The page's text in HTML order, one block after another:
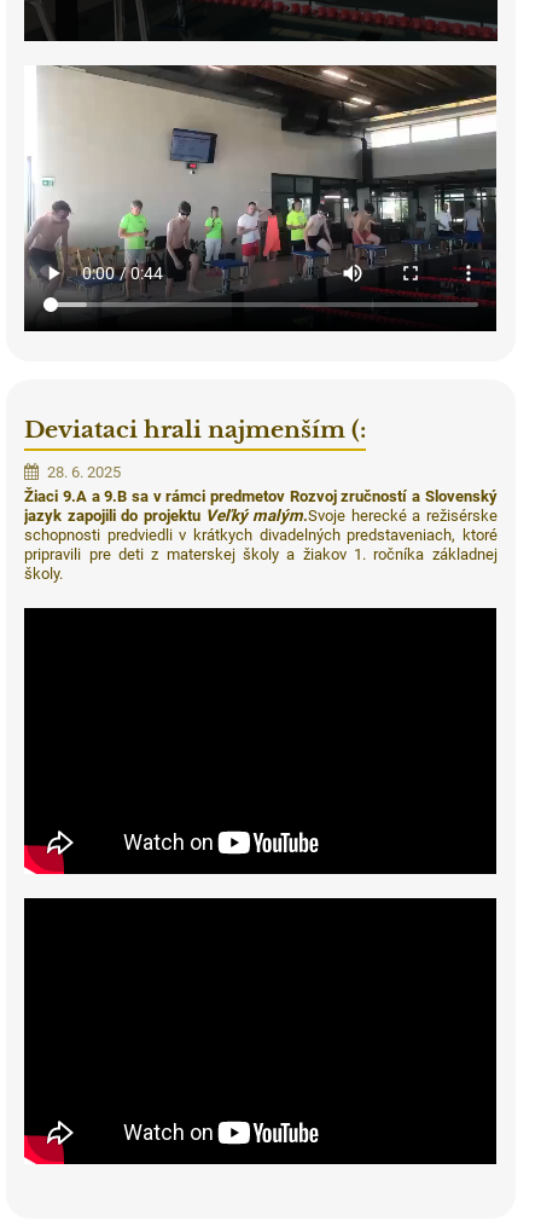
Deviataci hrali najmenším (:
28. 6. 2025
Žiaci 9.A a 9.B sa v rámci predmetov Rozvoj zručností a Slovenský
jazyk zapojili do projektu Veľký malým.Svoje herecké a režisérske
schopnosti predviedli v krátkych divadelných predstaveniach, ktoré
pripravili pre deti z materskej školy a žiakov 1. ročníka základnej
školy.